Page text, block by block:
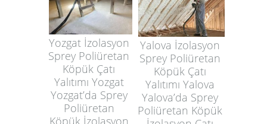
Yozgat İzolasyon
Sprey Poliüretan
Köpük Çatı
Yalıtımı Yozgat
Yozgat’da Sprey
Poliüretan
Köpük İzolasyon
Yalova İzolasyon
Sprey Poliüretan
Köpük Çatı
Yalıtımı Yalova
Yalova’da Sprey
Poliüretan Köpük